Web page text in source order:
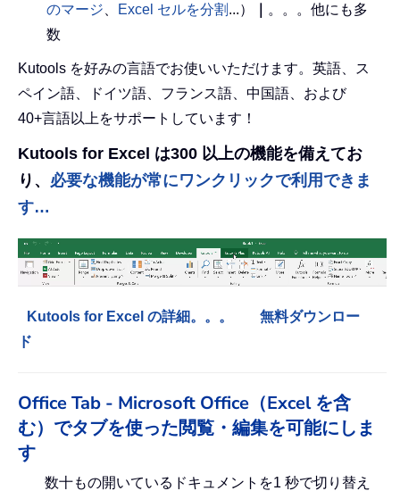
のマージ
Excel セルを分割 ...）
。。。他にも多
数
Kutools を好みの言語でお使いいただけます。英語、ス
ペイン語、ドイツ語、フランス語、中国語、および
40+言語以上をサポートしています！
Kutools for Excel は300 以上の機能を備えてお
り、 必要な機能が常にワンクリックで利用できま
す…
Kutools for Excel の詳細。。。
無料ダウンロー
ド
Office Tab - Microsoft Office（Excel を含
む）でタブを使った閲覧・編集を可能にしま
す
数十もの開いているドキュメントを1 秒で切り替え